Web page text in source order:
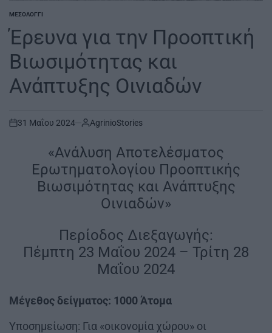
POSTED
IN
ΜΕΣΟΛΌΓΓΙ
Έρευνα για την Προοπτική
Βιωσιμότητας και
Ανάπτυξης Οινιαδών
on
31 Μαΐου 2024 AgrinioStories
«Ανάλυση Αποτελέσματος
Ερωτηματολογίου Προοπτικής
Βιωσιμότητας και Ανάπτυξης
Οινιαδών»
Περίοδος Διεξαγωγής:
Πέμπτη 23 Μαΐου 2024 – Τρίτη 28
Μαΐου 2024
Μέγεθος δείγματος: 1000 Άτομα
Υποσημείωση: Για «οικονομία χώρου» οι